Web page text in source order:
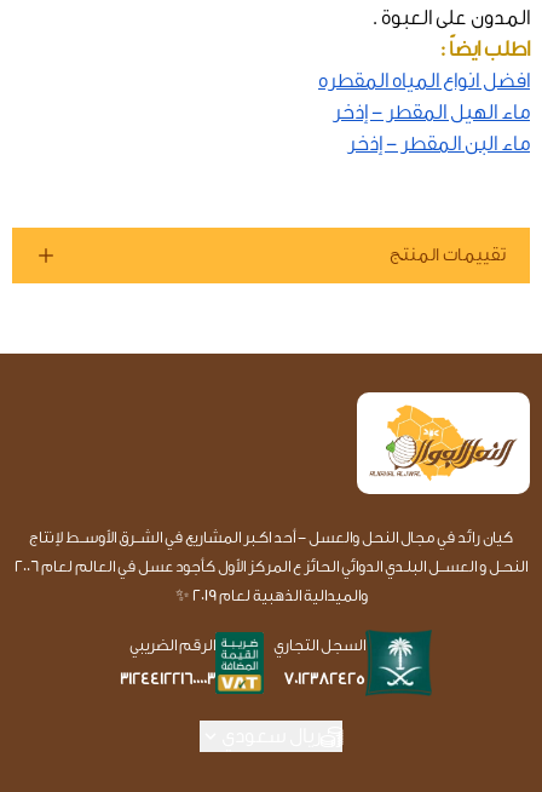
المدون على العبوة .
اطلب ايضاً :
افضل انواع المياه المقطره
ماء الهيل المقطر - إذخر
ماء البن المقطر - إذخر
تقييمات المنتج
كيان رائد في مجال النحل والعسل - أحد اكـبر المشاريع في الشــرق الأوســط لإنتاج
النحـل و العســل البلـدي الدوائي الحائز ع المركز الأول كأجود عسل في العالم لعام 2006
والميدالية الذهبية لعام 2019 ✨
السجل التجاري
7012382425
الرقم الضريبي
312441221600003